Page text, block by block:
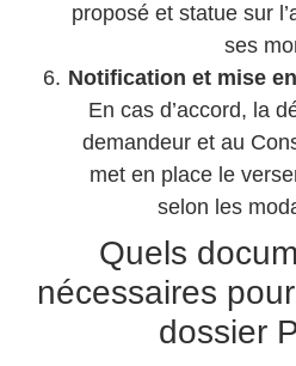
proposé et statue sur
ses
Notification et mise
En cas d’accord, la
demandeur et au
met en place le
selon les
Quels
nécessaires
dossier